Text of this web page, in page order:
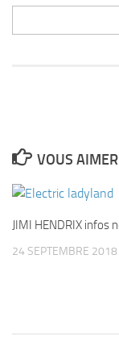
VOUS
JIMI HENDRIX infos
24 SEPTEMBRE 2018